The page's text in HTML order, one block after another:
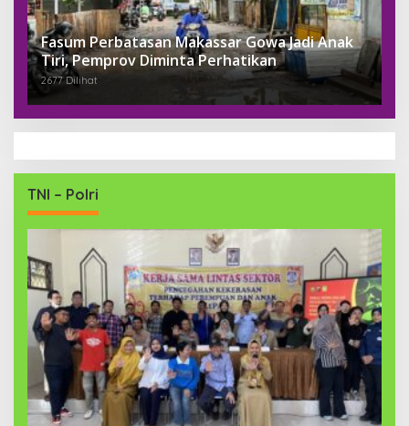
Fasum Perbatasan Makassar Gowa Jadi Anak
Tiri, Pemprov Diminta Perhatikan
2677 Dilihat
TNI – Polri